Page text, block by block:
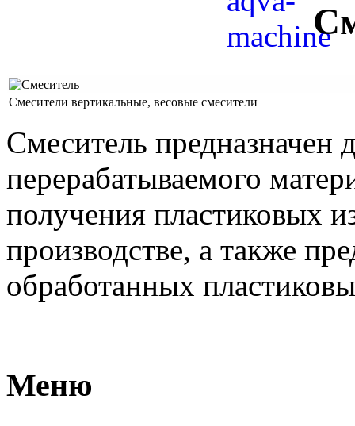
Смесители вертикальные, весовые смесители
Смеситель предназначен
перерабатываемого
получения пластиковых
производстве, а также
обработанных
Меню